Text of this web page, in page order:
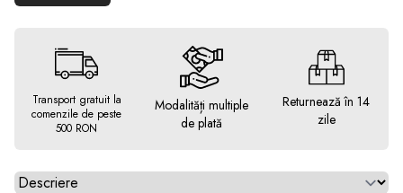
Transport gratuit la
comenzile de peste
500 RON
Modalități multiple
de plată
Returnează în 14
zile
Alegeti tab